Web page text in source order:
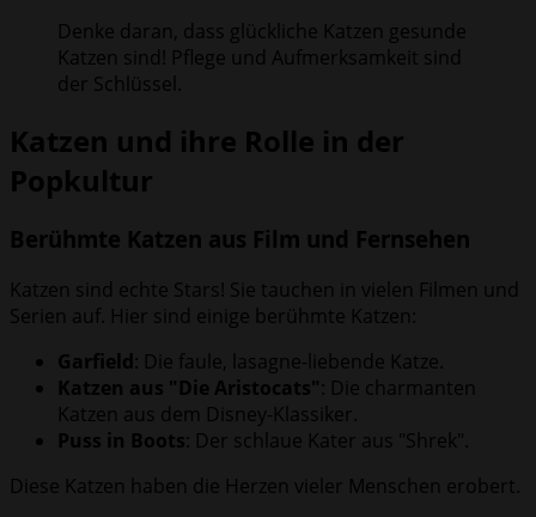
Denke daran, dass glückliche Katzen gesunde
Katzen sind! Pflege und Aufmerksamkeit sind
der Schlüssel.
Katzen und ihre Rolle in der
Popkultur
Berühmte Katzen aus Film und Fernsehen
Katzen sind echte Stars! Sie tauchen in vielen Filmen und
Serien auf. Hier sind einige berühmte Katzen:
Garfield: Die faule, lasagne-liebende Katze.
Katzen aus "Die Aristocats": Die charmanten
Katzen aus dem Disney-Klassiker.
Puss in Boots: Der schlaue Kater aus "Shrek".
Diese Katzen haben die Herzen vieler Menschen erobert.